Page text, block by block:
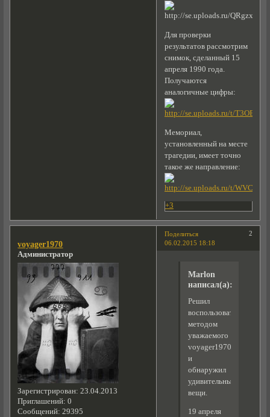
Для проверки
результатов рассмотрим
снимок, сделанный 15
апреля 1990 года.
Получаются
аналогичные цифры:
Мемориал,
установленный на месте
трагедии, имеет точно
такое же направление:
+3
Поделиться
2
06.02.2015 18:18
voyager1970
Администратор
Зарегистрирован: 23.04.2013
Приглашений: 0
Сообщений: 29395
Marlon
написал(а):
Решил
воспользоваться
методом
уважаемого
voyager1970
и
обнаружил
удивительные
вещи.
19 апреля